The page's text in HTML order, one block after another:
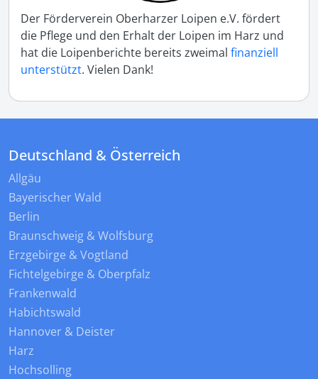
Der Förderverein Oberharzer Loipen e.V. fördert
die Pflege und den Erhalt der Loipen im Harz und
hat die Loipenberichte bereits zweimal finanziell
unterstützt. Vielen Dank!
Deutschland & Österreich
Allgäu
Bayerischer Wald
Berlin
Braunschweig & Wolfsburg
Erzgebirge & Vogtland
Fichtelgebirge & Oberpfalz
Frankenwald
Habichtswald
Hannover & Deister
Harz
Hochsolling